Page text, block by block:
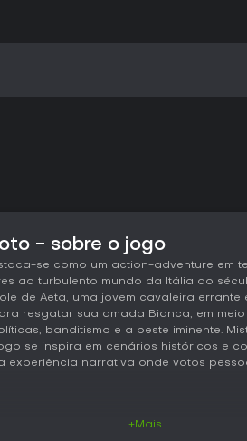
- sobre o jogo
se como um action-adventure em
ao turbulento mundo da Itália do
de Aeta, uma jovem cavaleira errante
resgatar sua amada Bianca, em
banditismo e a peste iminente.
se inspira em cenários históricos e
experiência narrativa onde votos
+Mais